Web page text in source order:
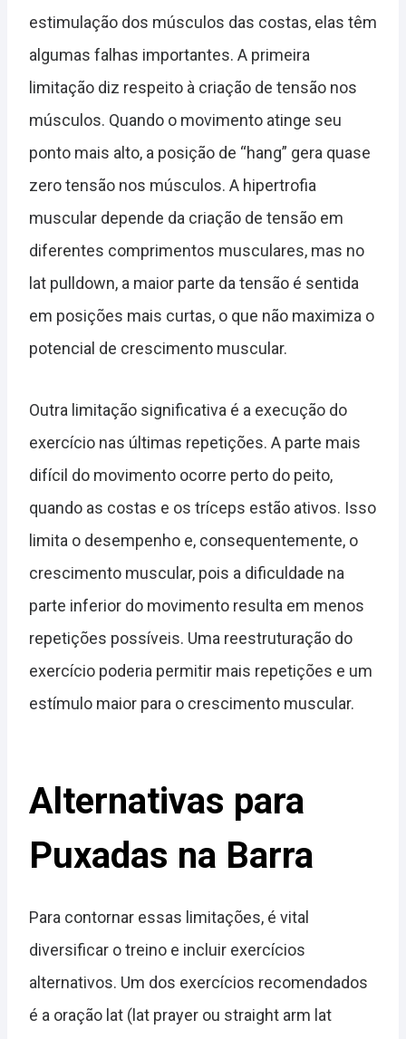
estimulação dos músculos das costas, elas têm
algumas falhas importantes. A primeira
limitação diz respeito à criação de tensão nos
músculos. Quando o movimento atinge seu
ponto mais alto, a posição de “hang” gera quase
zero tensão nos músculos. A hipertrofia
muscular depende da criação de tensão em
diferentes comprimentos musculares, mas no
lat pulldown, a maior parte da tensão é sentida
em posições mais curtas, o que não maximiza o
potencial de crescimento muscular.
Outra limitação significativa é a execução do
exercício nas últimas repetições. A parte mais
difícil do movimento ocorre perto do peito,
quando as costas e os tríceps estão ativos. Isso
limita o desempenho e, consequentemente, o
crescimento muscular, pois a dificuldade na
parte inferior do movimento resulta em menos
repetições possíveis. Uma reestruturação do
exercício poderia permitir mais repetições e um
estímulo maior para o crescimento muscular.
Alternativas para
Puxadas na Barra
Para contornar essas limitações, é vital
diversificar o treino e incluir exercícios
alternativos. Um dos exercícios recomendados
é a oração lat (lat prayer ou straight arm lat